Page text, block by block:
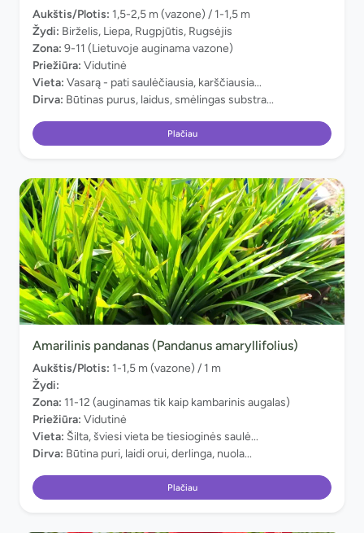
Aukštis/Plotis: 1,5-2,5 m (vazone) / 1-1,5 m
Žydi: Birželis, Liepa, Rugpjūtis, Rugsėjis
Zona: 9-11 (Lietuvoje auginama vazone)
Priežiūra: Vidutinė
Vieta: Vasarą - pati saulėčiausia, karščiausia...
Dirva: Būtinas purus, laidus, smėlingas substra...
Plačiau
Amarilinis pandanas (Pandanus amaryllifolius)
Aukštis/Plotis: 1-1,5 m (vazone) / 1 m
Žydi:
Zona: 11-12 (auginamas tik kaip kambarinis augalas)
Priežiūra: Vidutinė
Vieta: Šilta, šviesi vieta be tiesioginės saulė...
Dirva: Būtina puri, laidi orui, derlinga, nuola...
Plačiau